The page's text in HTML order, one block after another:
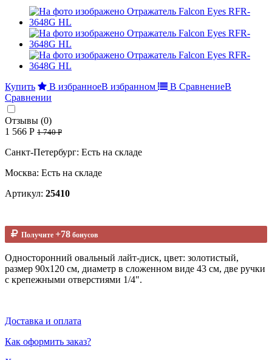
Купить В избранноеВ избранном В СравнениеВ
Сравнении
Отзывы (0)
1 566 Р 1 740 Р
Санкт-Петербург: Есть на складе
Москва: Есть на складе
Артикул: 25410
Получите +78 бонусов
Односторонний овальный лайт-диск, цвет: золотистый,
размер 90х120 см, диаметр в сложенном виде 43 см, две ручки
с крепежными отверстиями 1/4".
Доставка и оплата
Как оформить заказ?